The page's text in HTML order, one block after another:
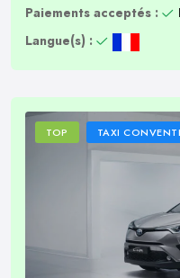
Paiements acceptés :
Langue(s) :
TOP TAXI